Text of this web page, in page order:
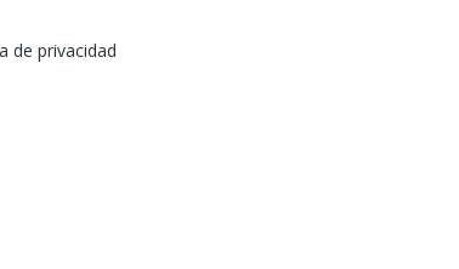
de privacidad